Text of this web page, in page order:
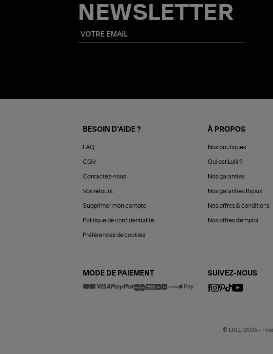
NEWSLETTER
BESOIN D'AIDE ?
FAQ
CGV
Contactez-nous
Vos retours
Supprimer mon compte
Politique de confidentialité
Préférences de cookies
À PROPOS
Nos boutiques
Qui est Lulli ?
Nos garanties
Nos garanties Bijoux
Nos offres & conditions
Nos offres d'emploi
MODE DE PAIEMENT SUIVEZ-NOUS
© LULLI 2025 -